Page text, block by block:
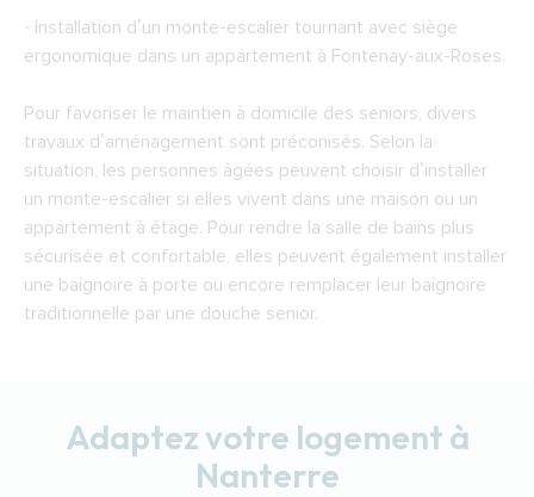
· Installation d’un monte-escalier tournant avec siège
ergonomique dans un appartement à Fontenay-aux-Roses.
Pour favoriser le maintien à domicile des seniors, divers
travaux d’aménagement sont préconisés. Selon la
situation, les personnes âgées peuvent choisir d’installer
un monte-escalier si elles vivent dans une maison ou un
appartement à étage. Pour rendre la salle de bains plus
sécurisée et confortable, elles peuvent également installer
une baignoire à porte ou encore remplacer leur baignoire
traditionnelle par une douche senior.
Adaptez votre logement à
Nanterre